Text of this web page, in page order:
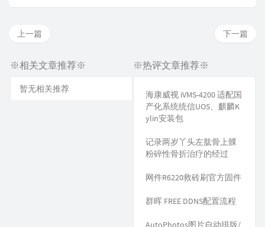
下一篇
上一篇
※相关文章推荐※
暂无相关推荐
※热评文章推荐※
海康威视 iVMS-4200 适配国
产化系统统信UOS、麒麟K
ylin安装包
记录两岁丫头左肱骨上髁
粉碎性骨折治疗的经过
网件R6220救砖刷官方固件
群晖 FREE DDNS配置流程
AutoPhotos图片自动排版/